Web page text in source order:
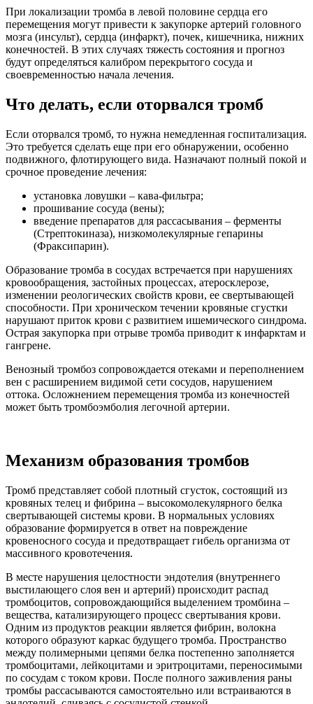
При локализации тромба в левой половине сердца его
перемещения могут привести к закупорке артерий головного
мозга (инсульт), сердца (инфаркт), почек, кишечника, нижних
конечностей. В этих случаях тяжесть состояния и прогноз
будут определяться калибром перекрытого сосуда и
своевременностью начала лечения.
Что делать, если оторвался тромб
Если оторвался тромб, то нужна немедленная госпитализация.
Это требуется сделать еще при его обнаружении, особенно
подвижного, флотирующего вида. Назначают полный покой и
срочное проведение лечения:
установка ловушки – кава-фильтра;
прошивание сосуда (вены);
введение препаратов для рассасывания – ферменты
(Стрептокиназа), низкомолекулярные гепарины
(Фраксипарин).
Образование тромба в сосудах встречается при нарушениях
кровообращения, застойных процессах, атеросклерозе,
изменении реологических свойств крови, ее свертывающей
способности. При хроническом течении кровяные сгустки
нарушают приток крови с развитием ишемического синдрома.
Острая закупорка при отрыве тромба приводит к инфарктам и
гангрене.
Венозный тромбоз сопровождается отеками и переполнением
вен с расширением видимой сети сосудов, нарушением
оттока. Осложнением перемещения тромба из конечностей
может быть тромбоэмболия легочной артерии.
Механизм образования тромбов
Тромб представляет собой плотный сгусток, состоящий из
кровяных телец и фибрина – высокомолекулярного белка
свертывающей системы крови. В нормальных условиях
образование формируется в ответ на повреждение
кровеносного сосуда и предотвращает гибель организма от
массивного кровотечения.
В месте нарушения целостности эндотелия (внутреннего
выстилающего слоя вен и артерий) происходит распад
тромбоцитов, сопровождающийся выделением тромбина –
вещества, катализирующего процесс свертывания крови.
Одним из продуктов реакции является фибрин, волокна
которого образуют каркас будущего тромба. Пространство
между полимерными цепями белка постепенно заполняется
тромбоцитами, лейкоцитами и эритроцитами, переносимыми
по сосудам с током крови. После полного заживления раны
тромбы рассасываются самостоятельно или встраиваются в